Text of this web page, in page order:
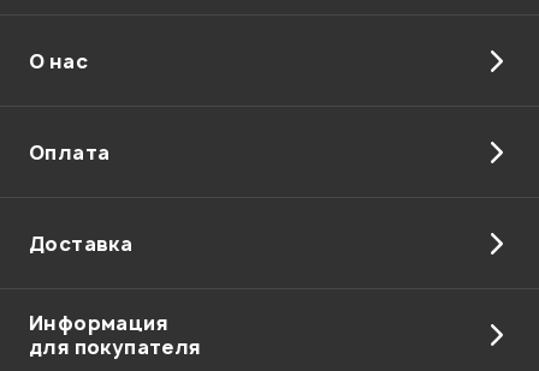
Отправить
О нас
Оплата
Доставка
Информация
для покупателя